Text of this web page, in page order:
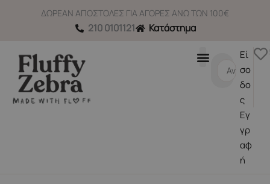
ΔΩΡΕΑΝ ΑΠΟΣΤΟΛΕΣ ΓΙΑ ΑΓΟΡΕΣ ΑΝΩ ΤΩΝ 100€
210 0101121 Κατάστημα
Search
Εί
σο
δο
ς
Εγ
γρ
αφ
ή